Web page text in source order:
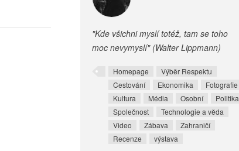
"Kde všichni myslí totéž, tam se toho
moc nevymyslí" (Walter Lippmann)
Homepage
Výběr Respektu
Cestování
Ekonomika
Fotografie
Kultura
Média Osobní
Politika
Společnost
Technologie a věda
Video
Zábava
Zahraničí
Recenze
výstava